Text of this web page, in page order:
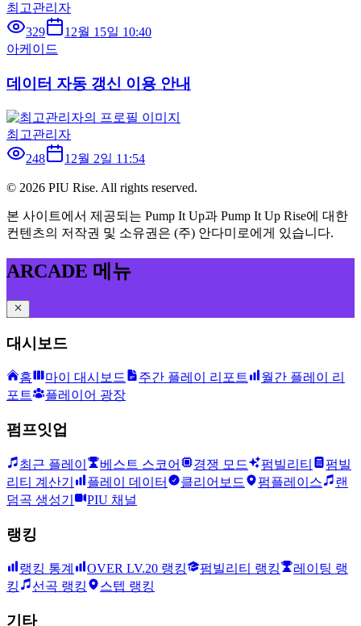
최고관리자
329
12월 15일 10:40
아케이드
데이터 자동 갱신 이용 안내
최고관리자
248
12월 2일 11:54
© 2026 PIU Rise. All rights reserved.
본 사이트에서 제공되는 Pump It Up과 Pump It Up Rise에 대한
컨텐츠의 저작권 및 소유권은 (주) 안다미로에게 있습니다.
ARCADE 메뉴
대시보드
홈 마이 대시보드 주간 플레이 리포트
월간 플레이 리
포트
플레이어 광장
펌프잇업
최근 플레이 베스트 스코어 경쟁 모드 펌빌리티
펌빌
리티 계산기
플레이 데이터 클리어보드 펌플레이스
랜
덤곡 생성기
PIU 채널
랭킹
랭킹 통계 OVER LV.20 랭킹 펌빌리티 랭킹
레이팅 랭
킹
선곡 랭킹 스텝 랭킹
기타